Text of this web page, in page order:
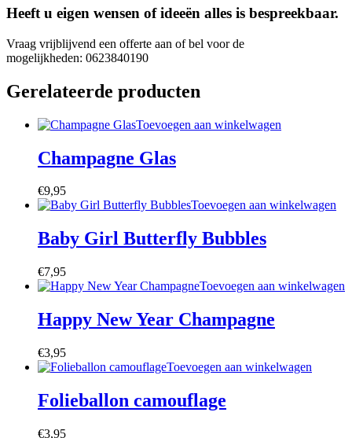
Heeft u eigen wensen of ideeën alles is bespreekbaar.
Vraag vrijblijvend een offerte aan of bel voor de
mogelijkheden: 0623840190
Gerelateerde producten
Toevoegen aan winkelwagen
Champagne Glas
€9,95
Toevoegen aan winkelwagen
Baby Girl Butterfly Bubbles
€7,95
Toevoegen aan winkelwagen
Happy New Year Champagne
€3,95
Toevoegen aan winkelwagen
Folieballon camouflage
€3,95